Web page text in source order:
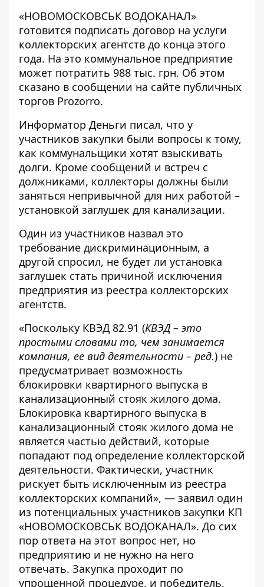
«НОВОМОСКОВСЬК ВОДОКАНАЛ»
готовится подписать договор на услуги
коллекторских агентств до конца этого
года. На это коммунальное предприятие
может потратить 988 тыс. грн. Об этом
сказано в сообщении на сайте публичных
торгов Prozorro.
Информатор Деньги писал, что у
участников закупки были вопросы к тому,
как коммунальщики хотят взыскивать
долги. Кроме сообщений и встреч с
должниками, коллекторы должны были
заняться непривычной для них работой –
установкой заглушек для канализации.
Один из участников назвал это
требование дискриминационным, а
другой спросил, не будет ли установка
заглушек стать причиной исключения
предприятия из реестра коллекторских
агентств.
«Поскольку КВЭД 82.91 (КВЭД – это
простыми словами то, чем занимается
компания, ее вид деятельности – ред.) не
предусматривает возможность
блокировки квартирного выпуска в
канализационный стояк жилого дома.
Блокировка квартирного выпуска в
канализационный стояк жилого дома не
является частью действий, которые
попадают под определение коллекторской
деятельности. Фактически, участник
рискует быть исключенным из реестра
коллекторских компаний», — заявил один
из потенциальных участников закупки КП
«НОВОМОСКОВСЬК ВОДОКАНАЛ». До сих
пор ответа на этот вопрос нет, но
предприятию и не нужно на него
отвечать. Закупка проходит по
упрощенной процедуре, и победитель,